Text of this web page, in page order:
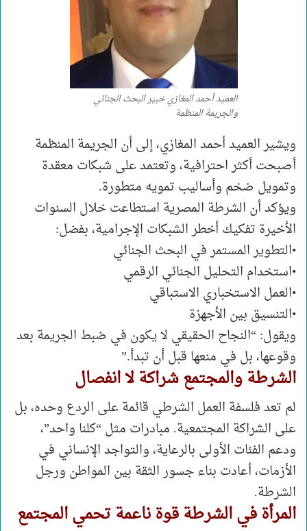
العميد أحمد المغازي خبير البحث الجنائي
والجريمة المنظمة
ويشير العميد أحمد المغازي، إلى أن الجريمة المنظمة
أصبحت أكثر احترافية، وتعتمد على شبكات معقدة
وتمويل ضخم وأساليب تمويه متطورة.
ويؤكد أن الشرطة المصرية استطاعت خلال السنوات
الأخيرة تفكيك أخطر الشبكات الإجرامية، بفضل:
•التطوير المستمر في البحث الجنائي
•استخدام التحليل الجنائي الرقمي
•العمل الاستخباري الاستباقي
•التنسيق بين الأجهزة
ويقول: “النجاح الحقيقي لا يكون في ضبط الجريمة بعد
وقوعها، بل في منعها قبل أن تبدأ.”
الشرطة والمجتمع شراكة لا انفصال
لم تعد فلسفة العمل الشرطي قائمة على الردع وحده، بل
على الشراكة المجتمعية. مبادرات مثل “كلنا واحد”،
ودعم الفئات الأولى بالرعاية، والتواجد الإنساني في
الأزمات، أعادت بناء جسور الثقة بين المواطن ورجل
الشرطة.
المرأة في الشرطة قوة ناعمة تحمي المجتمع